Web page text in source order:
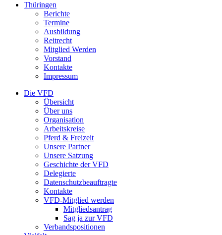
Thüringen
Berichte
Termine
Ausbildung
Reitrecht
Mitglied Werden
Vorstand
Kontakte
Impressum
Die VFD
Übersicht
Über uns
Organisation
Arbeitskreise
Pferd & Freizeit
Unsere Partner
Unsere Satzung
Geschichte der VFD
Delegierte
Datenschutzbeauftragte
Kontakte
VFD-Mitglied werden
Mitgliedsantrag
Sag ja zur VFD
Verbandspositionen